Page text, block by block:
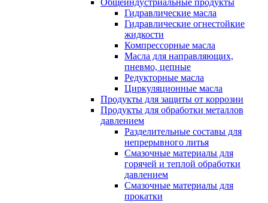
Общеиндустриальные продукты
Гидравлические масла
Гидравлические огнестойкие
жидкости
Компрессорные масла
Масла для направляющих,
пневмо, цепные
Редукторные масла
Циркуляционные масла
Продукты для защиты от коррозии
Продукты для обработки металлов
давлением
Разделительные составы для
непрерывного литья
Смазочные материалы для
горячей и теплой обработки
давлением
Смазочные материалы для
прокатки